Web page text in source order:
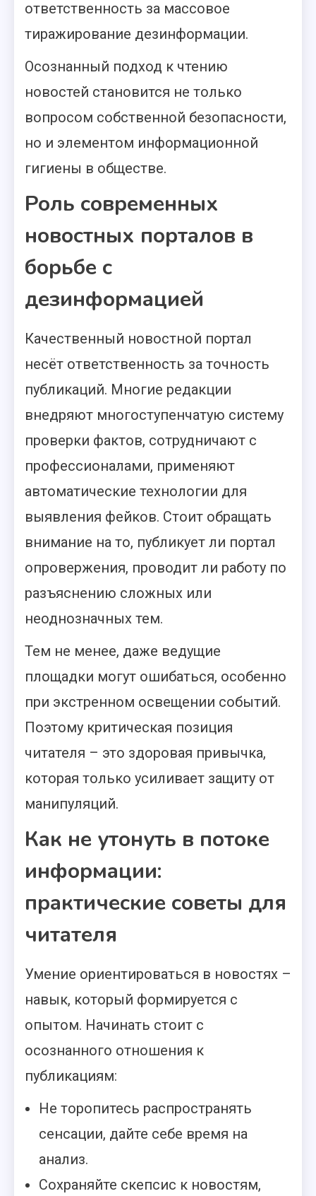
ответственность за массовое
тиражирование дезинформации.
Осознанный подход к чтению
новостей становится не только
вопросом собственной безопасности,
но и элементом информационной
гигиены в обществе.
Роль современных
новостных порталов в
борьбе с
дезинформацией
Качественный новостной портал
несёт ответственность за точность
публикаций. Многие редакции
внедряют многоступенчатую систему
проверки фактов, сотрудничают с
профессионалами, применяют
автоматические технологии для
выявления фейков. Стоит обращать
внимание на то, публикует ли портал
опровержения, проводит ли работу по
разъяснению сложных или
неоднозначных тем.
Тем не менее, даже ведущие
площадки могут ошибаться, особенно
при экстренном освещении событий.
Поэтому критическая позиция
читателя – это здоровая привычка,
которая только усиливает защиту от
манипуляций.
Как не утонуть в потоке
информации:
практические советы для
читателя
Умение ориентироваться в новостях –
навык, который формируется с
опытом. Начинать стоит с
осознанного отношения к
публикациям:
Не торопитесь распространять
сенсации, дайте себе время на
анализ.
Сохраняйте скепсис к новостям,